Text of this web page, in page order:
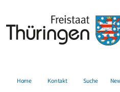
Home Kontakt Suche